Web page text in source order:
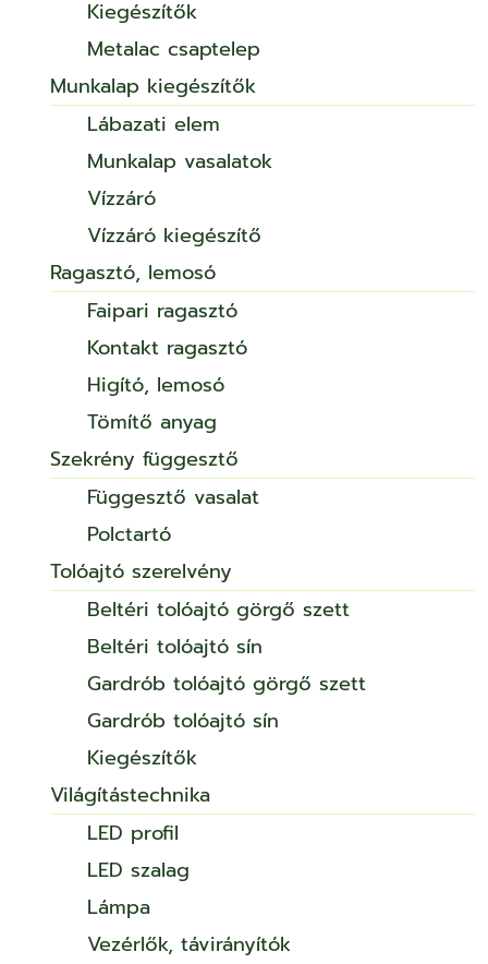
Kiegészítők
Metalac csaptelep
Munkalap kiegészítők
Lábazati elem
Munkalap vasalatok
Vízzáró
Vízzáró kiegészítő
Ragasztó, lemosó
Faipari ragasztó
Kontakt ragasztó
Higító, lemosó
Tömítő anyag
Szekrény függesztő
Függesztő vasalat
Polctartó
Tolóajtó szerelvény
Beltéri tolóajtó görgő szett
Beltéri tolóajtó sín
Gardrób tolóajtó görgő szett
Gardrób tolóajtó sín
Kiegészítők
Világítástechnika
LED profil
LED szalag
Lámpa
Vezérlők, távirányítók